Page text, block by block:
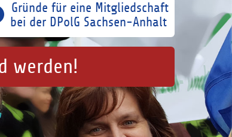
Gründe für eine Mitgliedschaft
bei der DPolG Sachsen-Anhalt
werden!